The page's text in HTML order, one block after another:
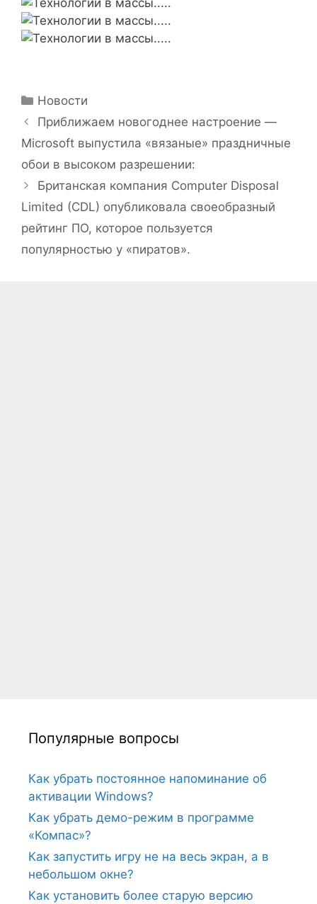
Рубрики
Новости
Приближаем новогоднее настроение —
Microsoft выпустила «вязаные» праздничные
обои в высоком разрешении:
Британская компания Computer Disposal
Limited (CDL) опубликовала своеобразный
рейтинг ПО, которое пользуется
популярностью у «пиратов».
Популярные вопросы
Как убрать постоянное напоминание об
активации Windows?
Как убрать демо-режим в программе
«Компас»?
Как запустить игру не на весь экран, а в
небольшом окне?
Как установить более старую версию